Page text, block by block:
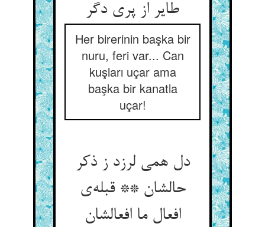
طایر از پری دگر
Her birerinin başka bir
nuru, feri var... Can
kuşları uçar ama
başka bir kanatla
uçar!
دل همی لرزد ز ذکر
حالشان ** قبله‌ی
افعال ما افعالشان